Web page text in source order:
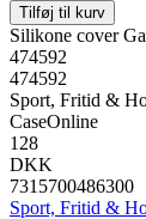
Tilføj til kurv
Silikone cover
474592
474592
Sport, Fritid &
CaseOnline
128
DKK
7315700486300
Sport, Fritid &